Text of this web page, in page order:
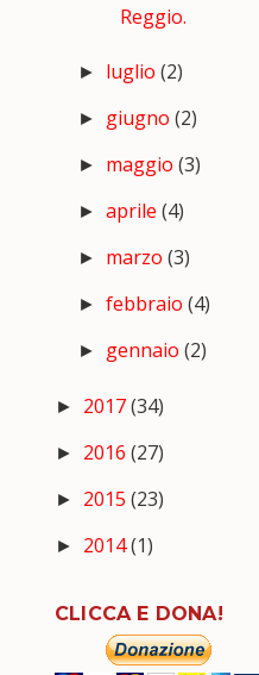
Reggio.
► luglio(2)
► giugno(2)
► maggio(3)
►aprile(4)
► marzo(3)
►febbraio(4)
► gennaio(2)
► 2017(34)
► 2016 (27)
► 2015 (23)
► 2014(1)
CLICCA E DONA!